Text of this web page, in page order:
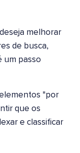
melhorar
de busca,
um passo
"por
que os
e classificar